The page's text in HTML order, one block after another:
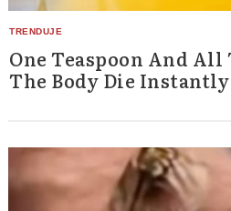
One Teaspoon And All
The Body Die Instantly